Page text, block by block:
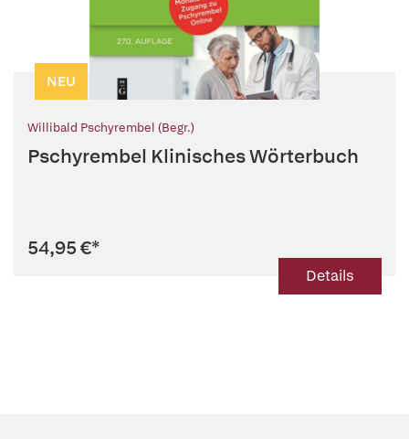
NEU
Willibald Pschyrembel (Begr.)
Pschyrembel Klinisches Wörterbuch
54,95 €*
Details